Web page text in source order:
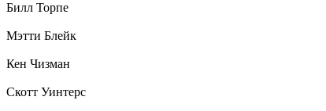
Билл Торпе
Мэтти Блейк
Кен Чизман
Скотт Уинтерс